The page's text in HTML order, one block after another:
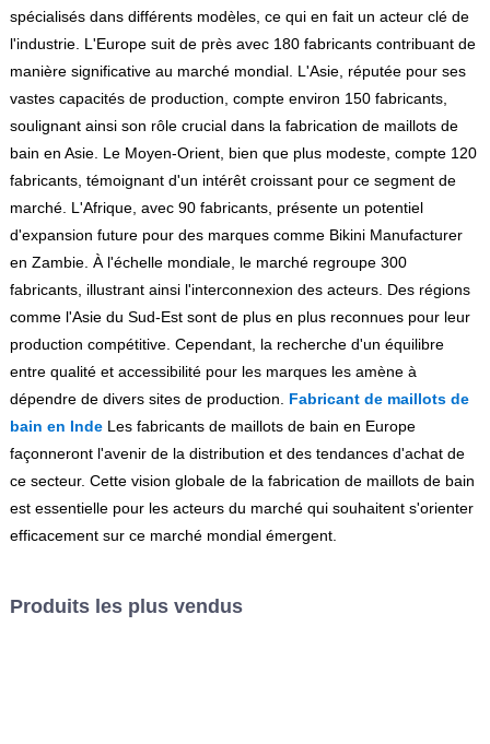
spécialisés dans différents modèles, ce qui en fait un acteur clé de
l'industrie. L'Europe suit de près avec 180 fabricants contribuant de
manière significative au marché mondial. L'Asie, réputée pour ses
vastes capacités de production, compte environ 150 fabricants,
soulignant ainsi son rôle crucial dans la fabrication de maillots de
bain en Asie. Le Moyen-Orient, bien que plus modeste, compte 120
fabricants, témoignant d'un intérêt croissant pour ce segment de
marché. L'Afrique, avec 90 fabricants, présente un potentiel
d'expansion future pour des marques comme Bikini Manufacturer
en Zambie. À l'échelle mondiale, le marché regroupe 300
fabricants, illustrant ainsi l'interconnexion des acteurs. Des régions
comme l'Asie du Sud-Est sont de plus en plus reconnues pour leur
production compétitive. Cependant, la recherche d'un équilibre
entre qualité et accessibilité pour les marques les amène à
dépendre de divers sites de production. Fabricant de maillots de
bain en IndeLes fabricants de maillots de bain en Europe
façonneront l'avenir de la distribution et des tendances d'achat de
ce secteur. Cette vision globale de la fabrication de maillots de bain
est essentielle pour les acteurs du marché qui souhaitent s'orienter
efficacement sur ce marché mondial émergent.
Produits les plus vendus